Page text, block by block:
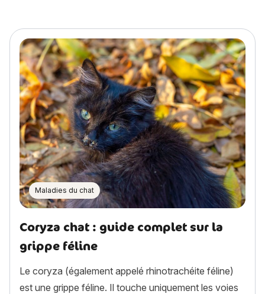
Maladies du chat
Coryza chat : guide complet sur la
grippe féline
Le coryza (également appelé rhinotrachéite féline)
est une grippe féline. Il touche uniquement les voies